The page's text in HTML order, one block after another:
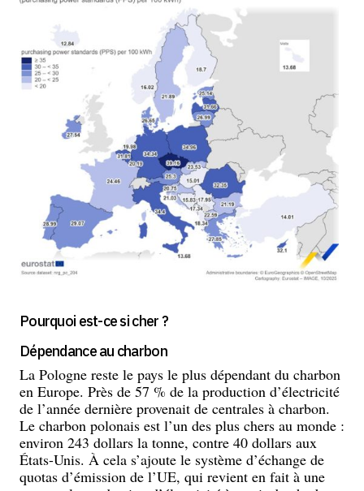
Pourquoi est-ce si cher ?
Dépendance au charbon
La Pologne reste le pays le plus dépendant du charbon
en Europe. Près de 57 % de la production d’électricité
de l’année dernière provenait de centrales à charbon.
Le charbon polonais est l’un des plus chers au monde :
environ 243 dollars la tonne, contre 40 dollars aux
États-Unis. À cela s’ajoute le système d’échange de
quotas d’émission de l’UE, qui revient en fait à une